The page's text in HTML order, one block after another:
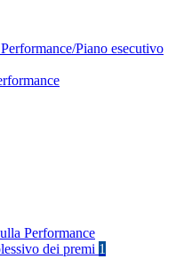
Piano esecutivo
Performance
dei premi 1